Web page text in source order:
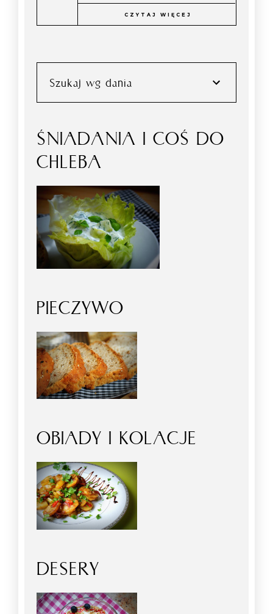
CZYTAJ WIĘCEJ
Szukaj wg dania
ŚNIADANIA I COŚ DO
CHLEBA
PIECZYWO
OBIADY I KOLACJE
DESERY